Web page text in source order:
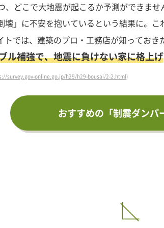
、どこで大地震が起こるか予測ができませ
」に不安を抱いているという結果に。こ
トでは、建築のプロ・工務店が知っておき
ル補強で、地震に負けない家に格上げ
survey.gov-online.go.jp/h29/h29-bousai/2-2.html)
おすすめの「制震ダンパ